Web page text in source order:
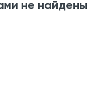
не найдены